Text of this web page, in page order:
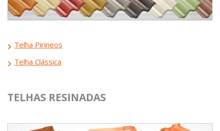
Telha Pirineos
Telha Clássica
TELHAS RESINADAS